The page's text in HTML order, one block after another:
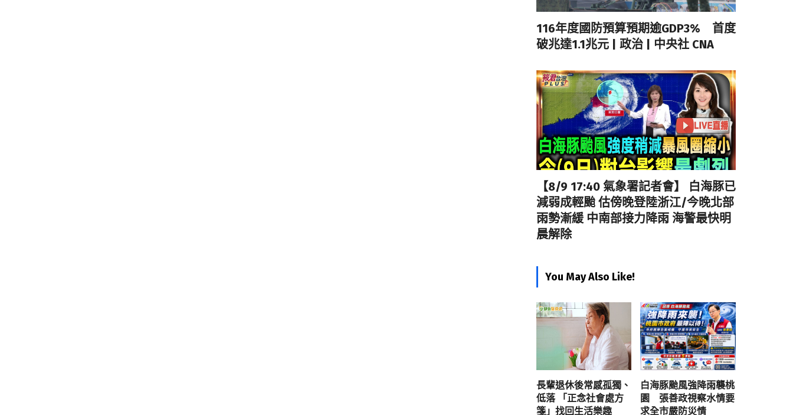
116年度國防預算預期逾GDP3% 首度
破兆達1.1兆元 | 政治 | 中央社 CNA
【8/9 17:40 氣象署記者會】 白海豚已
減弱成輕颱 估傍晚登陸浙江/今晚北部
雨勢漸緩 中南部接力降雨 海警最快明
晨解除
You May Also Like!
長輩退休後常感孤獨、
低落 「正念社會處方
箋」找回生活樂趣
白海豚颱風強降雨襲桃
園 張善政視察水情要
求全市嚴防災情